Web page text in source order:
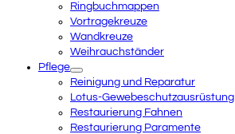
Ringbuchmappen
Vortragekreuze
Wandkreuze
Weihrauchständer
Pflege
Reinigung und Reparatur
Lotus-Gewebeschutzausrüstung
Restaurierung Fahnen
Restaurierung Paramente